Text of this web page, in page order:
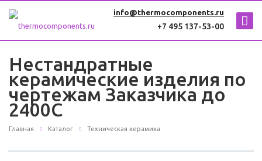
info@thermocomponents.ru
+7 495 137-53-00
Нестандратные
керамические изделия по
чертежам Заказчика до
2400С
Главная Каталог Техническая керамика